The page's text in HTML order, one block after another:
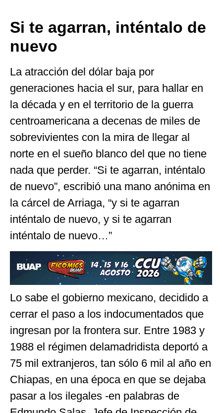
Si te agarran, inténtalo de
nuevo
La atracción del dólar baja por
generaciones hacia el sur, para hallar en
la década y en el territorio de la guerra
centroamericana a decenas de miles de
sobrevivientes con la mira de llegar al
norte en el sueño blanco del que no tiene
nada que perder. “Si te agarran, inténtalo
de nuevo”, escribió una mano anónima en
la cárcel de Arriaga, “y si te agarran
inténtalo de nuevo, y si te agarran
inténtalo de nuevo…”
Lo sabe el gobierno mexicano, decidido a
cerrar el paso a los indocumentados que
ingresan por la frontera sur. Entre 1983 y
1988 el régimen delamadridista deportó a
75 mil extranjeros, tan sólo 6 mil al año en
Chiapas, en una época en que se dejaba
pasar a los ilegales -en palabras de